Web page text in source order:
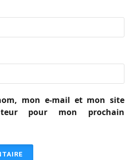
mon e-mail et mon site
pour mon prochain